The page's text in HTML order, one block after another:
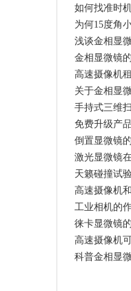
如何找准时
为何15度角
浅谈金相显
金相显微镜
高速摄像机
关于金相显
手持式三维
免费升级产
倒置显微镜
激光显微镜
天籁碰撞试
高速摄像机
工业相机的
徕卡显微镜
高速摄像机
科普金相显